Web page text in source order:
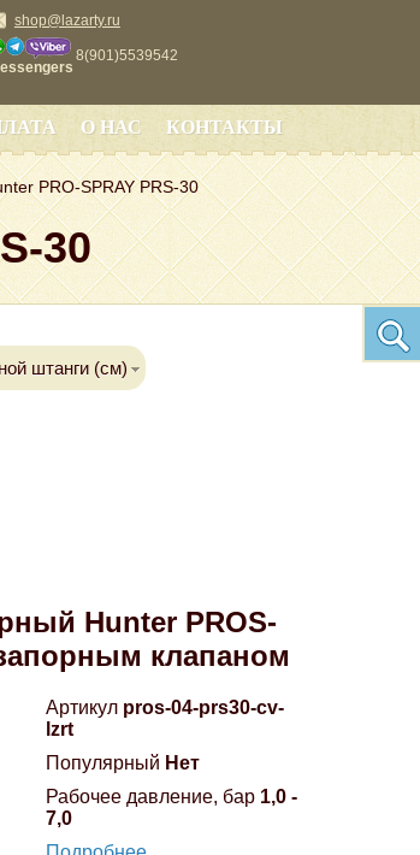
shop@lazarty.ru
8(901)5539542
О НАС КОНТАКТЫ
PRO-SPRAY PRS-30
30
штанги (см)
Hunter PROS-
клапаном
Артикул pros-04-prs30-cv-
lzrt
Популярный Нет
Рабочее давление, бар 1,0 -
7,0